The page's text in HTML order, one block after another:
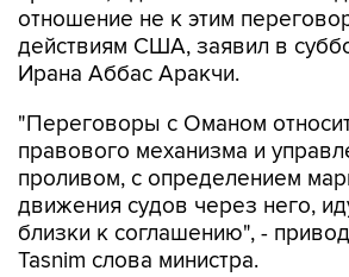
отношение не к этим
действиям США, заявил в
Ирана Аббас Аракчи.
"Переговоры с Оманом
правового механизма и
проливом, с определением
движения судов через него,
близки к соглашению", -
Tasnim слова министра.